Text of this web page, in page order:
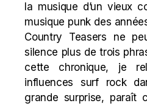
la musique d’un vieux
musique punk des
Country Teasers ne
silence plus de trois
cette chronique, je
influences surf rock
grande surprise, paraît